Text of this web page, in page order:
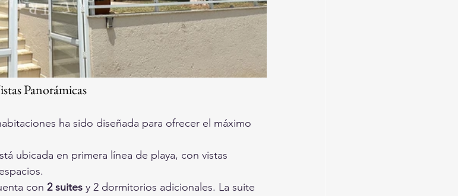
Panorámicas
ha sido diseñada para ofrecer el máximo
ubicada en primera línea de playa, con vistas
con 2 suites y 2 dormitorios adicionales. La suite